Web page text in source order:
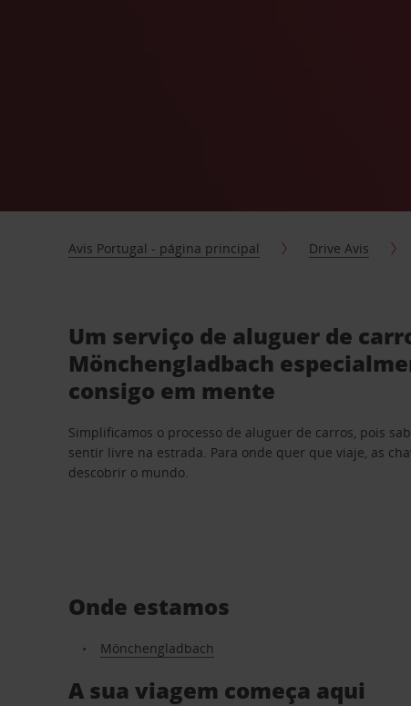
Avis Portugal - página principal Drive Avis
Um serviço de aluguer de
Mönchengladbach
consigo em mente
Simplificamos o processo de aluguer de carros, pois
sentir livre na estrada. Para onde quer que viaje, as
descobrir o mundo.
Onde estamos
Mönchengladbach
A sua viagem começa aqui